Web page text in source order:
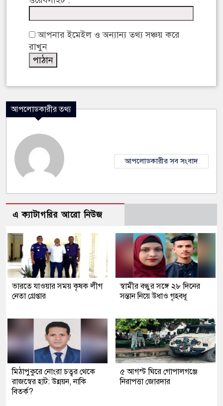
আপনার ইমেইল ও অন্যান্য তথ্য সঞ্চয় করে
রাখুন
আপলোডকারীর তথ্য
আপলোডকারীর সব সংবাদ
এ ক্যাটাগরির আরো নিউজ
ভারতে যাওয়ার সময় কৃষক লীগ
নেতা গ্রেপ্তার
স্বামীর বন্ধুর সঙ্গে ২৮ দিনের
সন্তান নিয়ে উধাও গৃহবধূ
মিঠাপুকুরে নোংরা চত্বর থেকে
রাজস্বের হাট: উন্নয়ন, নাকি
বিতর্ক?
৫ আগস্ট ঘিরে গোপালগঞ্জে
নিরাপত্তা জোরদার